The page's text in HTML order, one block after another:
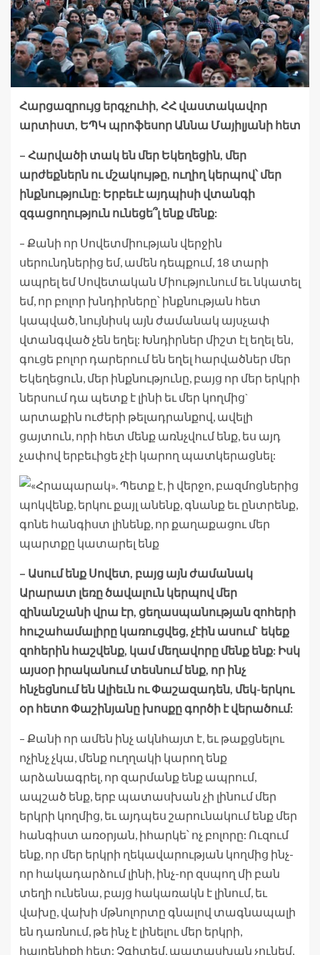
Հարցազրույց երգչուհի, ՀՀ վաստակավոր
արտիստ, ԵՊԿ պրոֆեսոր Աննա Մայիլյանի հետ
– Հարվածի տակ են մեր Եկեղեցին, մեր
արժեքներն ու մշակույթը, ուղիղ կերպով՝ մեր
ինքնությունը: Երբեւէ այդպիսի վտանգի
զգացողություն ունեցե՞լ ենք մենք:
– Քանի որ Սովետմիության վերջին
սերունդներից եմ, ամեն դեպքում, 18 տարի
ապրել եմ Սովետական Միությունում եւ նկատել
եմ, որ բոլոր խնդիրները՝ ինքնության հետ
կապված, նույնիսկ այն ժամանակ այսչափ
վտանգված չեն եղել: Խնդիրներ միշտ էլ եղել են,
գուցե բոլոր դարերում են եղել հարվածներ մեր
Եկեղեցուն, մեր ինքնությունը, բայց որ մեր երկրի
ներսում դա պետք է լինի եւ մեր կողմից`
արտաքին ուժերի թելադրանքով, ավելի
ցայտուն, որի հետ մենք առնչվում ենք, ես այդ
չափով երբեւիցե չէի կարող պատկերացնել:
– Ասում ենք Սովետ, բայց այն ժամանակ
Արարատ լեռը ծավալուն կերպով մեր
զինանշանի վրա էր, ցեղասպանության զոհերի
հուշահամալիրը կառուցվեց, չէին ասում` եկեք
զոհերին հաշվենք, կամ մեղավորը մենք ենք: Իսկ
այսօր իրականում տեսնում ենք, որ ինչ
հնչեցնում են Ալիեւն ու Փաշազադեն, մեկ-երկու
օր հետո Փաշինյանը խոսքը գործի է վերածում:
– Քանի որ ամեն ինչ ակնհայտ է, եւ թաքցնելու
ոչինչ չկա, մենք ուղղակի կարող ենք
արձանագրել, որ զարմանք ենք ապրում,
ապշած ենք, երբ պատասխան չի լինում մեր
երկրի կողմից, եւ այդպես շարունակում ենք մեր
հանգիստ առօրյան, իհարկե՝ ոչ բոլորը: Ուզում
ենք, որ մեր երկրի ղեկավարության կողմից ինչ-
որ հակադարձում լինի, ինչ-որ զսպող մի բան
տեղի ունենա, բայց հակառակն է լինում, եւ
վախը, վախի մթնոլորտը գնալով տագնապալի
են դառնում, թե ինչ է լինելու մեր երկրի,
հայրենիքի հետ: Չգիտեմ, պատասխան չունեմ,